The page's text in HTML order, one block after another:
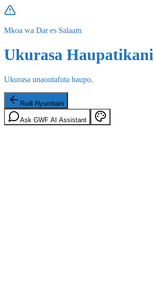
Mkoa wa Dar es Salaam
Ukurasa Haupatikani
Ukurasa unaoutafuta haupo.
Rudi Nyumbani
Ask GWF AI Assistant